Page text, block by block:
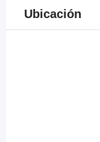
Ubicación